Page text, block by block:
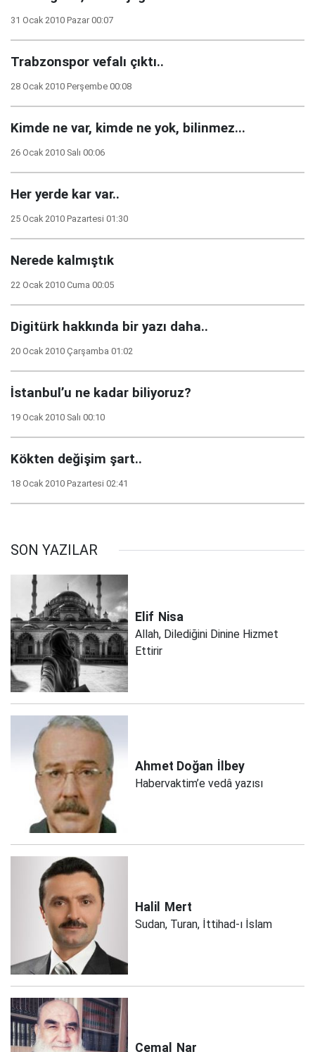
31 Ocak 2010 Pazar 00:07
Trabzonspor vefalı çıktı..
28 Ocak 2010 Perşembe 00:08
Kimde ne var, kimde ne yok, bilinmez...
26 Ocak 2010 Salı 00:06
Her yerde kar var..
25 Ocak 2010 Pazartesi 01:30
Nerede kalmıştık
22 Ocak 2010 Cuma 00:05
Digitürk hakkında bir yazı daha..
20 Ocak 2010 Çarşamba 01:02
İstanbul’u ne kadar biliyoruz?
19 Ocak 2010 Salı 00:10
Kökten değişim şart..
18 Ocak 2010 Pazartesi 02:41
SON YAZILAR
Elif Nisa
Allah, Dilediğini Dinine Hizmet
Ettirir
Ahmet Doğan İlbey
Habervaktim’e vedâ yazısı
Halil Mert
Sudan, Turan, İttihad-ı İslam
Cemal Nar